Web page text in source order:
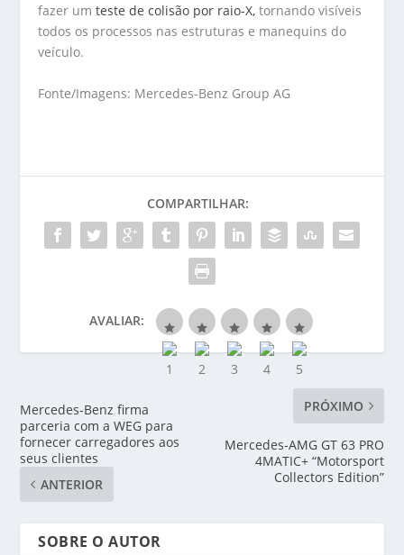
fazer um teste de colisão por raio-X, tornando visíveis
todos os processos nas estruturas e manequins do
veículo.
Fonte/Imagens: Mercedes-Benz Group AG
COMPARTILHAR:
AVALIAR:
Mercedes-Benz firma
parceria com a WEG para
fornecer carregadores aos
seus clientes
ANTERIOR
PRÓXIMO
Mercedes-AMG GT 63 PRO
4MATIC+ “Motorsport
Collectors Edition”
SOBRE O AUTOR